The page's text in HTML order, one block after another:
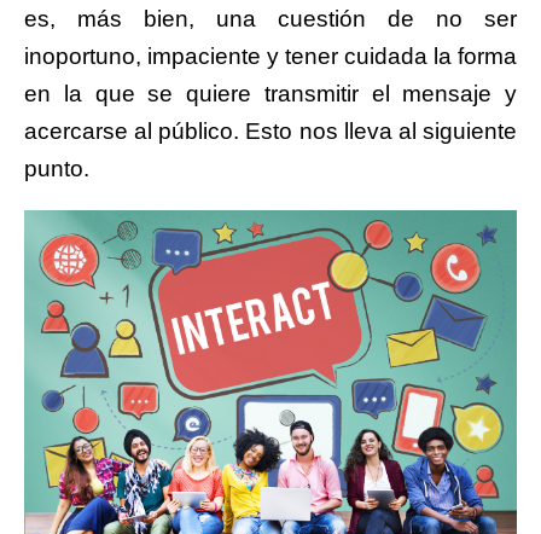
es, más bien, una cuestión de no ser
inoportuno, impaciente y tener cuidada la forma
en la que se quiere transmitir el mensaje y
acercarse al público. Esto nos lleva al siguiente
punto.